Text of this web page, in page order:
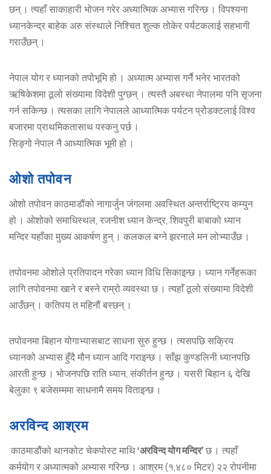
छन् । त्यहाँ साकाहारी भोजन गरेर अध्यात्मिक अभ्यास गरिन्छ । विपश्यना
ध्यानकेन्द्र बाहेक अरु संस्थाले निश्चित शुल्क तोकेर पर्यटकलाई सहभागी
गराउँछन् ।
नेपाल योग र ध्यानको तपोभूमि हो । अध्यात्म अभ्यास गर्नै भनेर भारतको
ऋषिकेशमा ठूलो संख्यामा विदेशी पुग्छन् । त्यस्तै अबस्था नेपालमा पनि सृजना
गर्न सकिन्छ । त्यसका लागि नेपालले आध्यात्मिक पर्यटन प्रोेडक्टलाई विश्व
बजारमा प्राथमिकतासाथ पस्कनु पर्छ ।
सिङ्गो नेपाल नै आध्यात्मिक भूमी हो ।
ओशो तपोवन
ओशो तपोवन काठमाडौंको नागार्जुन जंगलमा अवस्थित अन्तर्राष्ट्रिय कम्युन
हो । ओशोको समाधिस्थल, रजनीश ध्यान केन्द्र, शिवपुरी बाबाको ध्यान
मन्दिर यहाँका मुख्य आकर्षण हुन् । कलकल बग्ने झरनाले मन लोभ्याउँछ ।
तपोवनमा ओशोले प्रतिपादन गरेका ध्यान विधि सिकाइन्छ । ध्यान गर्नेहरूका
लागि तपोवनमा खाने र बस्ने राम्रो व्यवस्था छ । त्यहाँ ठूलो संख्यामा विदेशी
आउँछन् । कतिपय त महिनौं बस्छन् ।
तपोवनमा बिहान योगाभ्यासबाट साधना सुरु हुन्छ । त्यसपछि सक्रिय
ध्यानको अभ्यास हुँदै मौन ध्यान आदि गराइन्छ । साँझ कुण्डलिनी ध्यानपछि
आरती हुन्छ । भोजनपछि राति ध्यान, संकीर्तन हुन्छ । यसरी बिहान ६ देखि
बेलुका ९ बजेसम्ममा साधनामै समय विताइन्छ ।
अरविन्द आश्रम
काठमाडौंको थानकोट चेकपोस्ट माथि‘अरविन्द योग मन्दिर’छ । त्यहाँ
कर्मयोग र अध्यात्मको अभ्यास गरिन्छ । आश्रम (१,४८० मिटर) २२ रोपनीमा